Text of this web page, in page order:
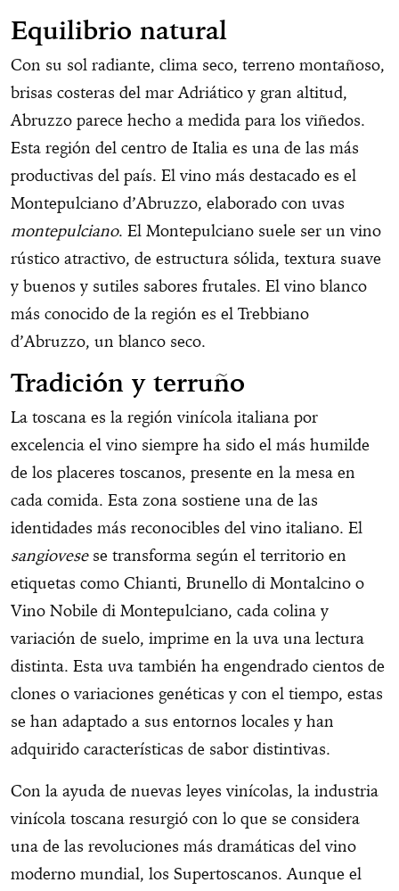
Equilibrio natural
Con su sol radiante, clima seco, terreno montañoso,
brisas costeras del mar Adriático y gran altitud,
Abruzzo parece hecho a medida para los viñedos.
Esta región del centro de Italia es una de las más
productivas del país. El vino más destacado es el
Montepulciano d’Abruzzo, elaborado con uvas
montepulciano. El Montepulciano suele ser un vino
rústico atractivo, de estructura sólida, textura suave
y buenos y sutiles sabores frutales. El vino blanco
más conocido de la región es el Trebbiano
d’Abruzzo, un blanco seco.
Tradición y terruño
La toscana es la región vinícola italiana por
excelencia el vino siempre ha sido el más humilde
de los placeres toscanos, presente en la mesa en
cada comida. Esta zona sostiene una de las
identidades más reconocibles del vino italiano. El
sangiovese se transforma según el territorio en
etiquetas como Chianti, Brunello di Montalcino o
Vino Nobile di Montepulciano, cada colina y
variación de suelo, imprime en la uva una lectura
distinta. Esta uva también ha engendrado cientos de
clones o variaciones genéticas y con el tiempo, estas
se han adaptado a sus entornos locales y han
adquirido características de sabor distintivas.
Con la ayuda de nuevas leyes vinícolas, la industria
vinícola toscana resurgió con lo que se considera
una de las revoluciones más dramáticas del vino
moderno mundial, los Supertoscanos. Aunque el